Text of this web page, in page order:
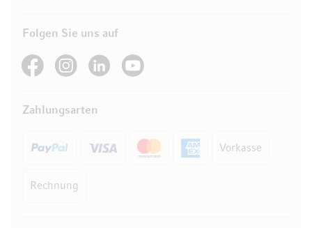
Folgen Sie uns auf
See our FacebookSee our Instagram account
See our LinkedInSee our YouTube channel
Zahlungsarten
Vorkasse
Rechnung